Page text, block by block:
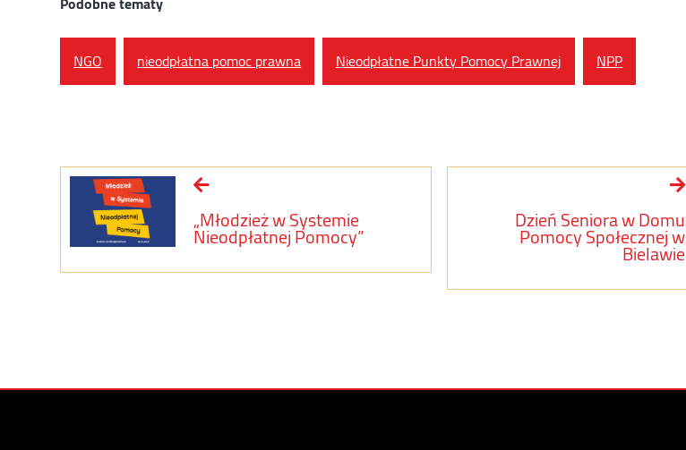
NGO nieodpłatna pomoc prawna Nieodpłatne Punkty Pomocy Prawnej NPP
„Młodzież w Systemie
Nieodpłatnej Pomocy”
Dzień Seniora w Domu
Pomocy Społecznej w
Bielawie